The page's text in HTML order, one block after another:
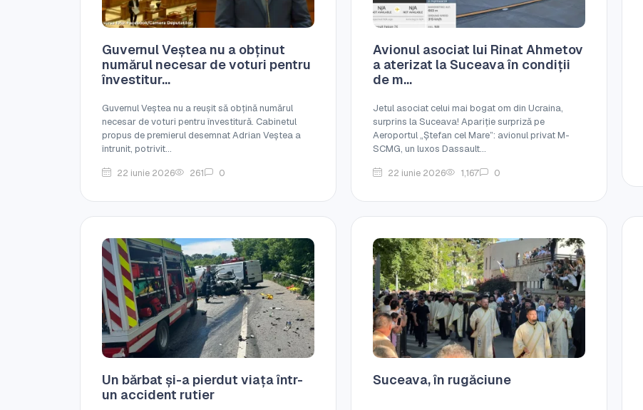
Guvernul Veștea nu a obținut
numărul necesar de voturi pentru
învestitur...
Guvernul Veștea nu a reușit să obțină numărul
necesar de voturi pentru învestitură. Cabinetul
propus de premierul desemnat Adrian Veștea a
întrunit, potrivit...
22 iunie 2026
261 0
Avionul asociat lui Rinat Ahmetov
a aterizat la Suceava în condiții
de m...
Jetul asociat celui mai bogat om din Ucraina,
surprins la Suceava! Apariție surpriză pe
Aeroportul „Ștefan cel Mare”: avionul privat M-
SCMG, un luxos Dassault...
22 iunie 2026
1,167 0
Un bărbat și-a pierdut viața într-
un accident rutier
Suceava, în rugăciune